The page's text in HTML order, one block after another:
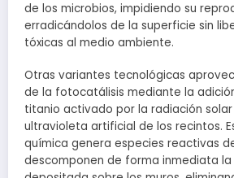
de los microbios, impidiendo su
erradicándolos de la superficie sin
tóxicas al medio ambiente.
Otras variantes tecnológicas
de la fotocatálisis mediante la
titanio activado por la radiación solar
ultravioleta artificial de los recintos.
química genera especies reactivas
descomponen de forma inmediata